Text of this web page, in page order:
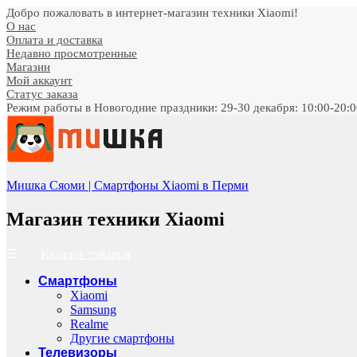
Добро пожаловать в интернет-магазин техники Xiaomi!
О нас
Оплата и доставка
Недавно просмотренные
Магазин
Мой аккаунт
Статус заказа
Режим работы в Новогодние праздники: 29-30 декабря: 10:00-
Мишка Сяоми | Смартфоны Xiaomi в Перми
Магазин техники Xiaomi
Смартфоны
Xiaomi
Samsung
Realme
Другие смартфоны
Телевизоры